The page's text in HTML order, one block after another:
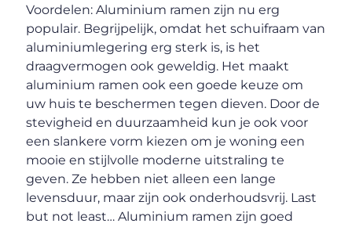
Voordelen: Aluminium ramen zijn nu erg
populair. Begrijpelijk, omdat het schuifraam van
aluminiumlegering erg sterk is, is het
draagvermogen ook geweldig. Het maakt
aluminium ramen ook een goede keuze om
uw huis te beschermen tegen dieven. Door de
stevigheid en duurzaamheid kun je ook voor
een slankere vorm kiezen om je woning een
mooie en stijlvolle moderne uitstraling te
geven. Ze hebben niet alleen een lange
levensduur, maar zijn ook onderhoudsvrij. Last
but not least… Aluminium ramen zijn goed